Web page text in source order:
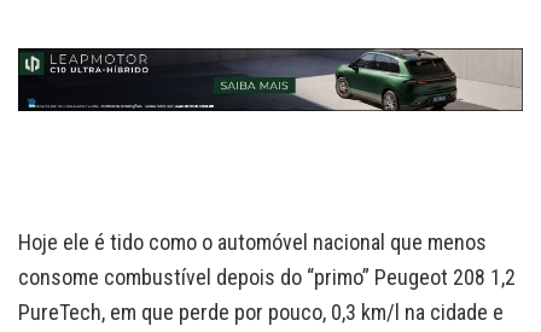
p
p
I
n
o
k
n
k
Hoje ele é tido como o automóvel nacional que menos
consome combustível depois do “primo” Peugeot 208 1,2
PureTech, em que perde por pouco, 0,3 km/l na cidade e